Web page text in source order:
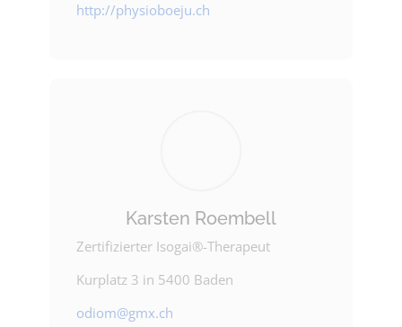
http://physioboeju.ch
Karsten Roembell
Zertifizierter Isogai®-Therapeut
Kurplatz 3 in 5400 Baden
odiom@gmx.ch